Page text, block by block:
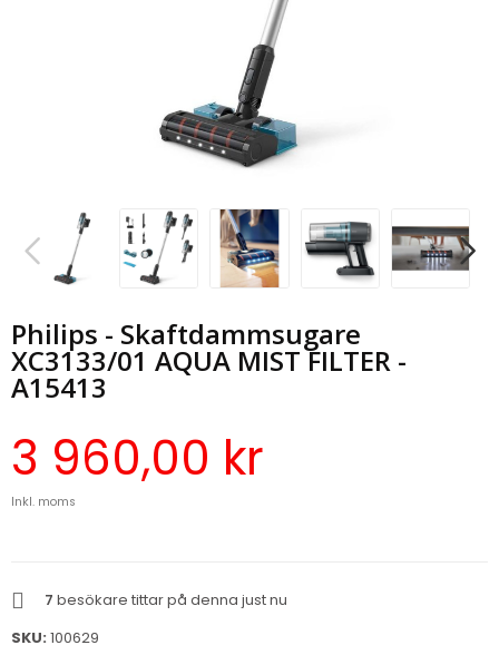
Philips - Skaftdammsugare
XC3133/01 AQUA MIST FILTER -
A15413
3 960,00 kr
Inkl. moms
7 besökare tittar på denna just nu
SKU: 100629